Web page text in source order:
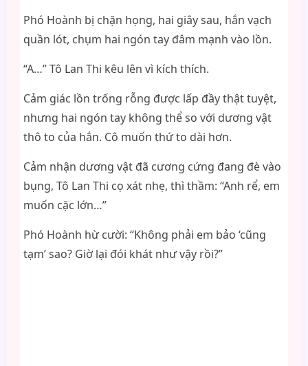
Phó Hoành bị chặn họng, hai giây sau, hắn vạch
quần lót, chụm hai ngón tay đâm mạnh vào lồn.
“A…” Tô Lan Thi kêu lên vì kích thích.
Cảm giác lồn trống rỗng được lấp đầy thật tuyệt,
nhưng hai ngón tay không thể so với dương vật
thô to của hắn. Cô muốn thứ to dài hơn.
Cảm nhận dương vật đã cương cứng đang đè vào
bụng, Tô Lan Thi cọ xát nhẹ, thì thầm: “Anh rể, em
muốn cặc lớn…”
Phó Hoành hừ cười: “Không phải em bảo ‘cũng
tạm’ sao? Giờ lại đói khát như vậy rồi?”